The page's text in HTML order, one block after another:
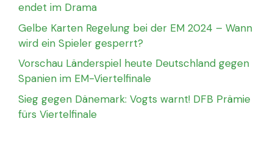
endet im Drama
Gelbe Karten Regelung bei der EM 2024 – Wann
wird ein Spieler gesperrt?
Vorschau Länderspiel heute Deutschland gegen
Spanien im EM-Viertelfinale
Sieg gegen Dänemark: Vogts warnt! DFB Prämie
fürs Viertelfinale